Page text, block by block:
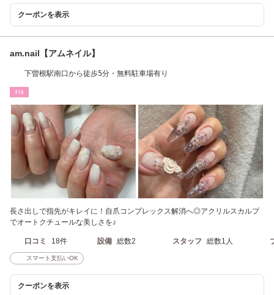
クーポンを表示
am.nail【アムネイル】
下曽根駅南口から徒歩5分・無料駐車場有り
ﾈｲﾙ
長さ出しで指先がキレイに！自爪コンプレックス解消へ◎アクリルスカルプ
でオートクチュールな美しさを♪
口コミ 18件 設備 総数2 スタッフ 総数1人
スマート支払いOK
クーポンを表示